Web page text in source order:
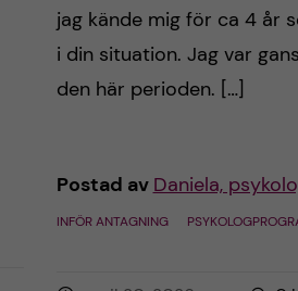
jag kände mig för ca 4 år
i din situation. Jag var
den här perioden. […]
Postad av Daniela,
INFÖR ANTAGNING